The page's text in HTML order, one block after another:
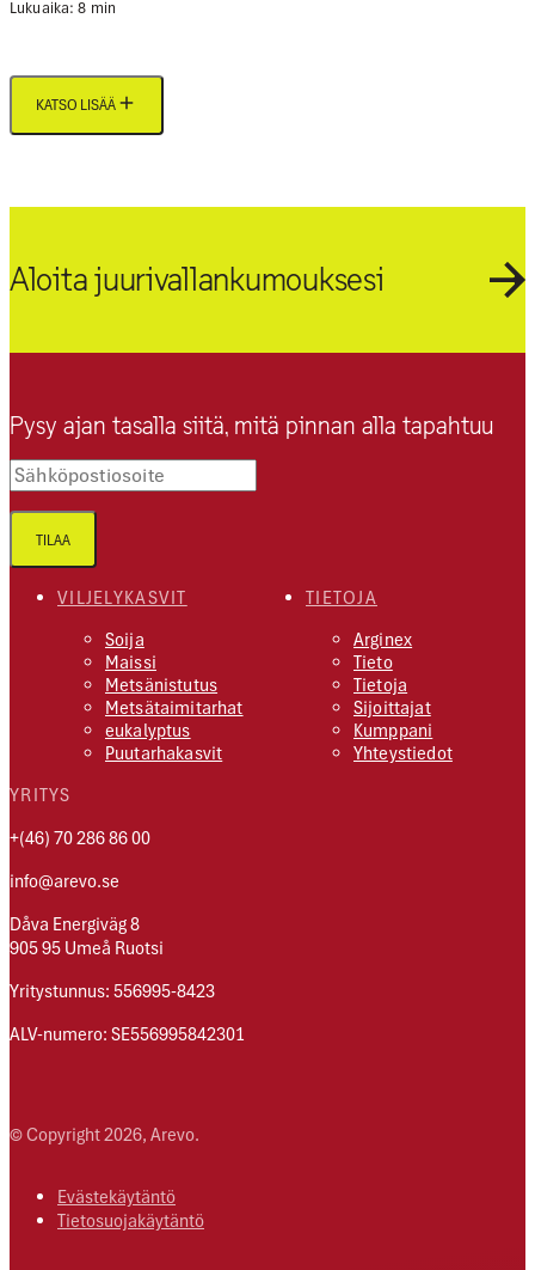
Lukuaika: 8 min
KATSO LISÄÄ
Aloita juurivallankumouksesi
VILJELYKASVIT
Soija
Maissi
Metsänistutus
Metsätaimitarhat
eukalyptus
Puutarhakasvit
TIETOJA
Arginex
Tieto
Tietoja
Sijoittajat
Kumppani
Yhteystiedot
YRITYS
+(46) 70 286 86 00
info@arevo.se
Dåva Energiväg 8
905 95 Umeå Ruotsi
Yritystunnus: 556995-8423
ALV-numero: SE556995842301
Pysy ajan tasalla siitä, mitä pinnan alla tapahtuu
Sähköpostiosoite
TILAA
© Copyright 2026, Arevo.
Evästekäytäntö
Tietosuojakäytäntö